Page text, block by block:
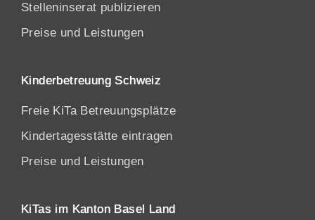
Stelleninserat publizieren
Preise und Leistungen
Kinderbetreuung Schweiz
Freie KiTa Betreuungsplätze
Kindertagesstätte eintragen
Preise und Leistungen
KiTas im Kanton Basel Land